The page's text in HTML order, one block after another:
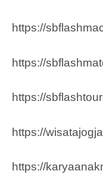
https://
https://
https://
https://
https://